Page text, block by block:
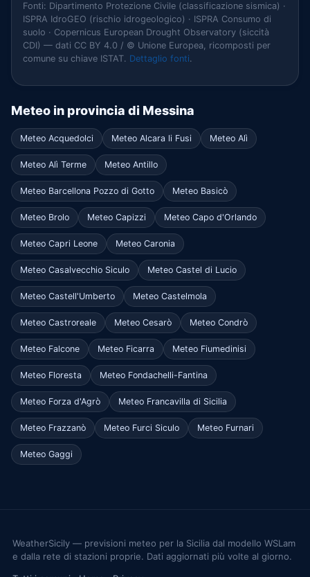
Fonti: Dipartimento Protezione Civile (classificazione sismica) ·
ISPRA IdroGEO (rischio idrogeologico) · ISPRA Consumo di
suolo · Copernicus European Drought Observatory (siccità
CDI) — dati CC BY 4.0 / © Unione Europea, ricomposti per
comune su chiave ISTAT. Dettaglio fonti.
Meteo in provincia di Messina
Meteo Acquedolci Meteo Alcara li Fusi Meteo Alì
Meteo Alì Terme Meteo Antillo
Meteo Barcellona Pozzo di Gotto Meteo Basicò
Meteo Brolo Meteo Capizzi Meteo Capo d'Orlando
Meteo Capri Leone Meteo Caronia
Meteo Casalvecchio Siculo Meteo Castel di Lucio
Meteo Castell'Umberto Meteo Castelmola
Meteo Castroreale Meteo Cesarò Meteo Condrò
Meteo Falcone Meteo Ficarra Meteo Fiumedinisi
Meteo Floresta Meteo Fondachelli-Fantina
Meteo Forza d'Agrò Meteo Francavilla di Sicilia
Meteo Frazzanò Meteo Furci Siculo Meteo Furnari
Meteo Gaggi
WeatherSicily — previsioni meteo per la Sicilia dal modello WSLam
e dalla rete di stazioni proprie. Dati aggiornati più volte al giorno.